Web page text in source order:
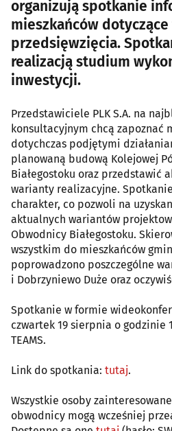
organizują spotkanie
mieszkańców
przedsięwzięcia.
realizacją studium
inwestycji.
Przedstawiciele PLK S.A. na
konsultacyjnym chcą zapoznać
dotychczas podjętymi
planowaną budową Kolejowej
Białegostoku oraz przedstawić
warianty realizacyjne.
charakter, co pozwoli na
aktualnych wariantów
Obwodnicy Białegostoku.
wszystkim do mieszkańców
poprowadzono poszczególne
i Dobrzyniewo Duże oraz
Spotkanie w formie
czwartek 19 sierpnia o godzinie
TEAMS.
Link do spotkania: tutaj.
Wszystkie osoby
obwodnicy mogą wcześniej